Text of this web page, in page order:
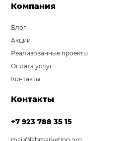
Компания
Блог
Акции
Реализованные проекты
Оплата услуг
Контакты
Контакты
+7 923 788 35 15